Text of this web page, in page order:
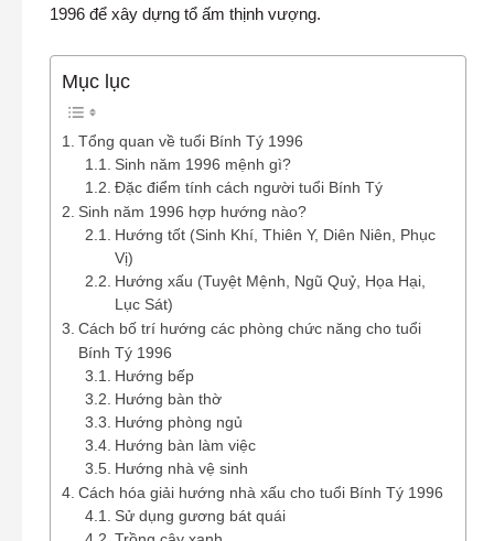
1996 để xây dựng tổ ấm thịnh vượng.
Mục lục
Tổng quan về tuổi Bính Tý 1996
Sinh năm 1996 mệnh gì?
Đặc điểm tính cách người tuổi Bính Tý
Sinh năm 1996 hợp hướng nào?
Hướng tốt (Sinh Khí, Thiên Y, Diên Niên, Phục
Vị)
Hướng xấu (Tuyệt Mệnh, Ngũ Quỷ, Họa Hại,
Lục Sát)
Cách bố trí hướng các phòng chức năng cho tuổi
Bính Tý 1996
Hướng bếp
Hướng bàn thờ
Hướng phòng ngủ
Hướng bàn làm việc
Hướng nhà vệ sinh
Cách hóa giải hướng nhà xấu cho tuổi Bính Tý 1996
Sử dụng gương bát quái